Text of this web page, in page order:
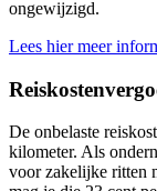
ongewijzigd.
Lees hier meer
De onbelaste
kilometer. Als
voor zakelijke ritten